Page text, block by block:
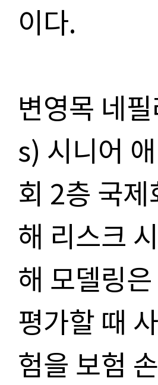
이다.
변영목 네
s) 시니어
회 2층 국
해 리스크
해 모델링
평가할 때
험을 보험